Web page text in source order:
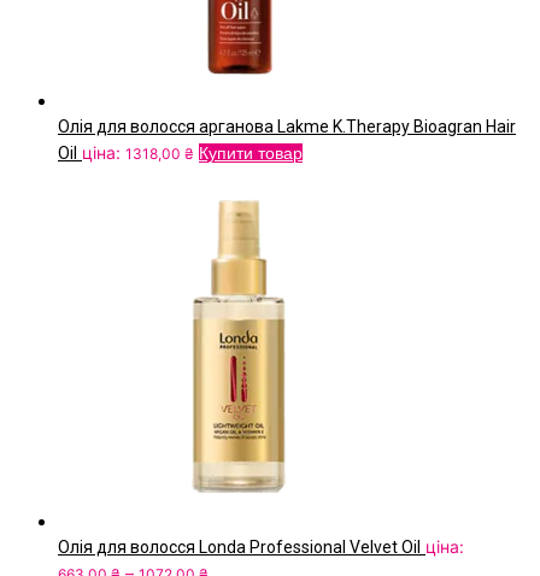
Олія для волосся арганова Lakme K.Therapy Bioagran Hair
Oil ціна: 1318,00 ₴ Купити товар
Олія для волосся Londa Professional Velvet Oil ціна: